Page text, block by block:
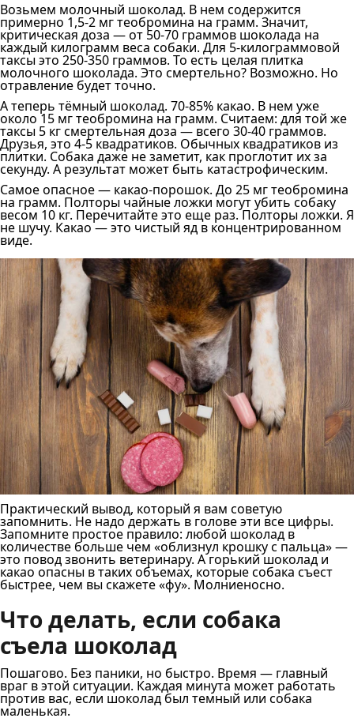
Возьмем молочный шоколад. В нем содержится
примерно 1,5-2 мг теобромина на грамм. Значит,
критическая доза — от 50-70 граммов шоколада на
каждый килограмм веса собаки. Для 5-килограммовой
таксы это 250-350 граммов. То есть целая плитка
молочного шоколада. Это смертельно? Возможно. Но
отравление будет точно.
А теперь тёмный шоколад. 70-85% какао. В нем уже
около 15 мг теобромина на грамм. Считаем: для той же
таксы 5 кг смертельная доза — всего 30-40 граммов.
Друзья, это 4-5 квадратиков. Обычных квадратиков из
плитки. Собака даже не заметит, как проглотит их за
секунду. А результат может быть катастрофическим.
Самое опасное — какао-порошок. До 25 мг теобромина
на грамм. Полторы чайные ложки могут убить собаку
весом 10 кг. Перечитайте это еще раз. Полторы ложки. Я
не шучу. Какао — это чистый яд в концентрированном
виде.
Практический вывод, который я вам советую
запомнить. Не надо держать в голове эти все цифры.
Запомните простое правило: любой шоколад в
количестве больше чем «облизнул крошку с пальца» —
это повод звонить ветеринару. А горький шоколад и
какао опасны в таких объемах, которые собака съест
быстрее, чем вы скажете «фу». Молниеносно.
Что делать, если собака
съела шоколад
Пошагово. Без паники, но быстро. Время — главный
враг в этой ситуации. Каждая минута может работать
против вас, если шоколад был темный или собака
маленькая.